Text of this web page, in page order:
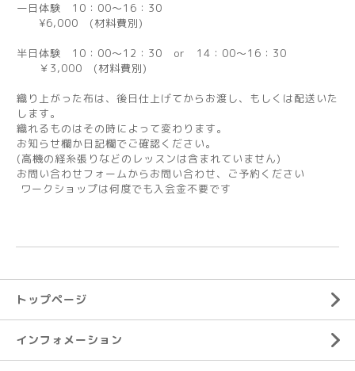
一日体験 10：00～16：30
¥6,000 (材料費別)
半日体験 10：00～12：30 or 14：00～16：30
￥3,000 (材料費別)
織り上がった布は、後日仕上げてからお渡し、もしくは配送いた
します。
織れるものはその時によって変わります。
お知らせ欄か日記欄でご確認ください。
(高機の経糸張りなどのレッスンは含まれていません)
お問い合わせフォームからお問い合わせ、ご予約ください
ワークショップは何度でも入会金不要です
トップページ
インフォメーション